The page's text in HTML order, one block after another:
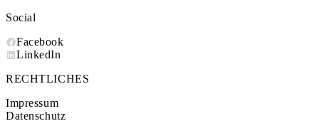
Social
Facebook
LinkedIn
RECHTLICHES
Impressum
Datenschutz